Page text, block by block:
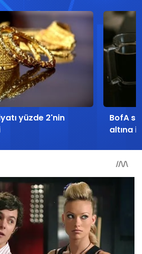
yüzde 2'nin
BofA
altına